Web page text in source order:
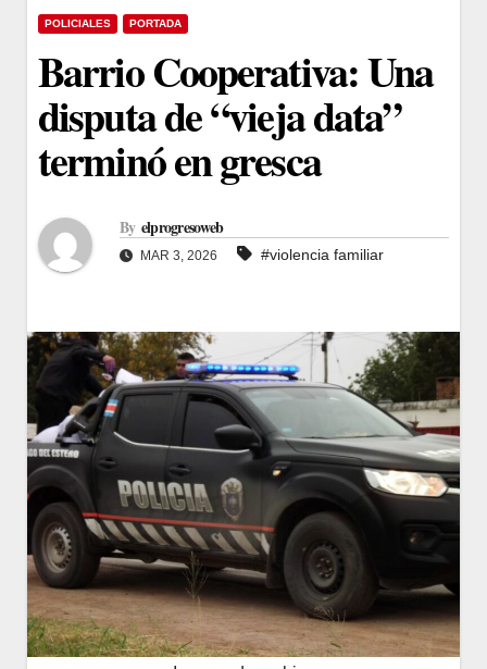
POLICIALES PORTADA
Barrio Cooperativa: Una
disputa de “vieja data”
terminó en gresca
By elprogresoweb
MAR 3, 2026 #violencia familiar